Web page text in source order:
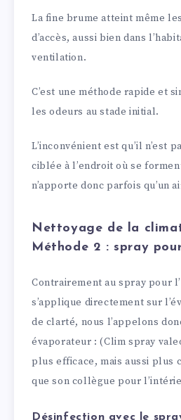
La fine brume atteint même
d’accès, aussi bien dans
ventilation.
C’est une méthode rapide et
les odeurs au stade initial.
L’inconvénient est qu’il n’est
ciblée à l’endroit où se
n’apporte donc parfois qu’un
Nettoyage de la
Méthode 2 : spray
Contrairement au spray pour
s’applique directement sur
de clarté, nous l’appelons
évaporateur : (Clim spray
plus efficace, mais aussi plus
que son collègue pour
Désinfection avec le